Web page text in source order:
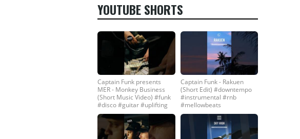
YOUTUBE SHORTS
Captain Funk presents
MER - Monkey Business
(Short Music Video) #funk
#disco #guitar #uplifting
Captain Funk - Rakuen
(Short Edit) #downtempo
#instrumental #rnb
#mellowbeats